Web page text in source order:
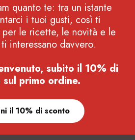
quanto te: tra un istante
i tuoi gusti, così ti
per le ricette, le novità e le
interessano davvero.
subito il 10% di
sul primo ordine.
il 10% di sconto